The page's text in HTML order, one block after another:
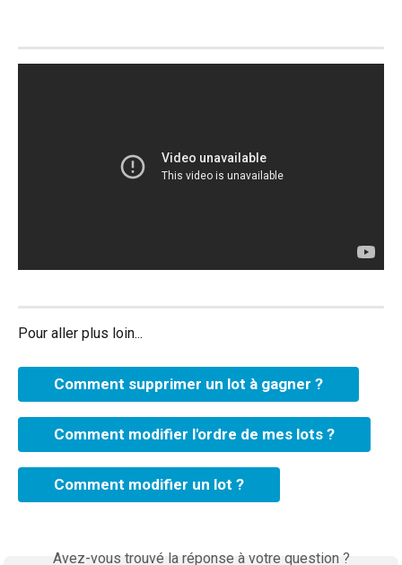
Pour aller plus loin...
Comment supprimer un lot à gagner ?
Comment modifier l'ordre de mes lots ?
Comment modifier un lot ?
Avez-vous trouvé la réponse à votre question ?